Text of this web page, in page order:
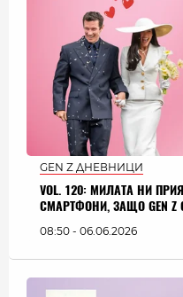
GEN Z ДНЕВНИЦИ
VOL. 120: МИЛАТА НИ
СМАРТФОНИ, ЗАЩО GEN
08:50 - 06.06.2026